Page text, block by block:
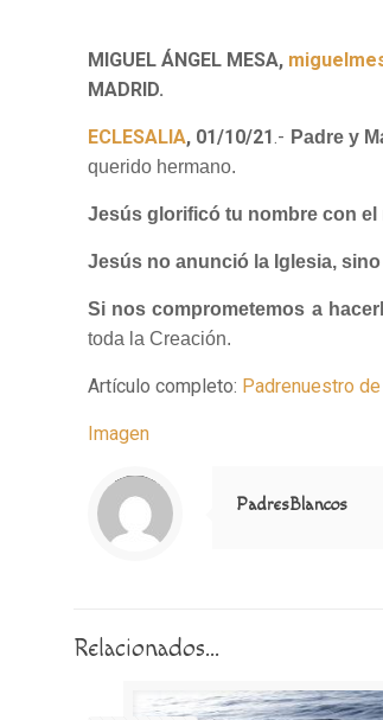
MIGUEL ÁNGEL MESA,
MADRID.
ECLESALIA, 01/10/21.- Padre y
querido hermano.
Jesús glorificó tu nombre con el
Jesús no anunció la Iglesia,
Si nos comprometemos a
toda la Creación.
Artículo completo: Padrenuestro
Imagen
Notice
: Trying to access array offset on value of type null in
/home/misioner/public_html/padresblancos/themes/betheme/includes/content-single.php
on line
286
PadresBlancos
Relacionados...